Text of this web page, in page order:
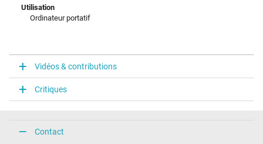
Utilisation
Ordinateur portatif
Vidéos & contributions
Critiques
Contact